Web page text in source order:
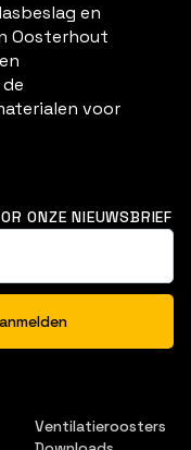
en
Oosterhout
voor
ONZE NIEUWSBRIEF
Ventilatieroosters